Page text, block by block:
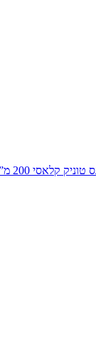
200 מ”ל (כשר)